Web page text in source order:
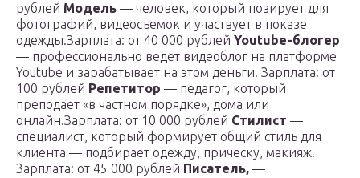
рублей Модель — человек, который позирует для
фотографий, видеосъемок и участвует в показе
одежды.Зарплата: от 40 000 рублей Youtube-блогер
— профессионально ведет видеоблог на платформе
Youtube и зарабатывает на этом деньги. Зарплата: от
100 рублей Репетитор — педагог, который
преподает «в частном порядке», дома или
онлайн.Зарплата: от 10 000 рублей Стилист —
специалист, который формирует общий стиль для
клиента — подбирает одежду, прическу, макияж.
Зарплата: от 45 000 рублей Писатель, —